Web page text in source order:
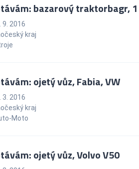
bazarový traktorbagr,
9. 2016
kraj
ojetý vůz, Fabia, VW
3. 2016
kraj
Moto
ojetý vůz, Volvo V50